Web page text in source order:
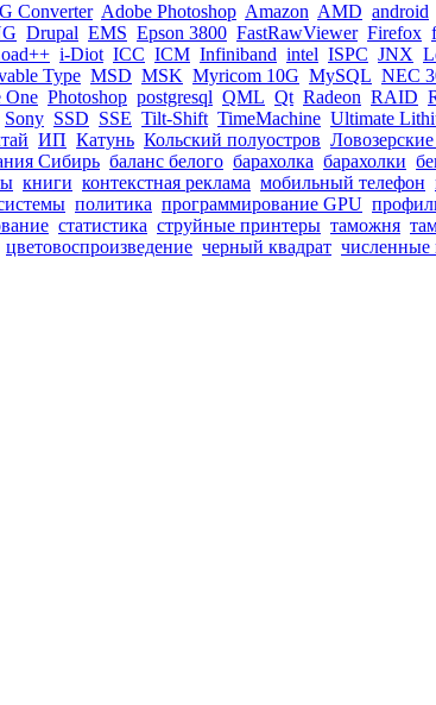
Converter Adobe Photoshop Amazon AMD android
Drupal EMS Epson 3800 FastRawViewer Firefox
i-Diot ICC ICM Infiniband intel ISPC JNX
Type MSD MSK Myricom 10G MySQL NEC
One Photoshop postgresql QML Qt Radeon RAID
Sony SSD SSE Tilt-Shift TimeMachine Ultimate
ИП Катунь Кольский полуостров
Сибирь баланс белого барахолка барахолки
книги контекстная реклама мобильный телефон
политика программирование GPU
статистика струйные принтеры таможня
цветовоспроизведение черный квадрат численные